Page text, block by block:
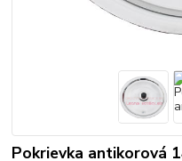
Pokrievka antikorová